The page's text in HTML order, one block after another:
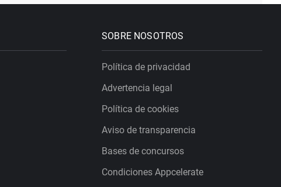
SOBRE NOSOTROS
Política de privacidad
Advertencia legal
Política de cookies
Aviso de transparencia
Bases de concursos
Condiciones Appcelerate